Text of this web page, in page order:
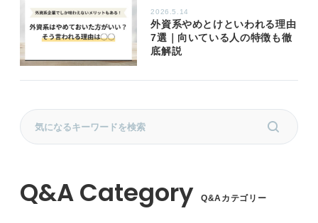
2026.5.14
外資系やめとけといわれる理由
7選｜向いている人の特徴も徹
底解説
Q&Aカテゴリー